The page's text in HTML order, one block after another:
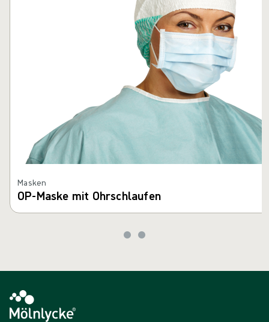
Masken
OP-Maske mit Ohrschlaufen